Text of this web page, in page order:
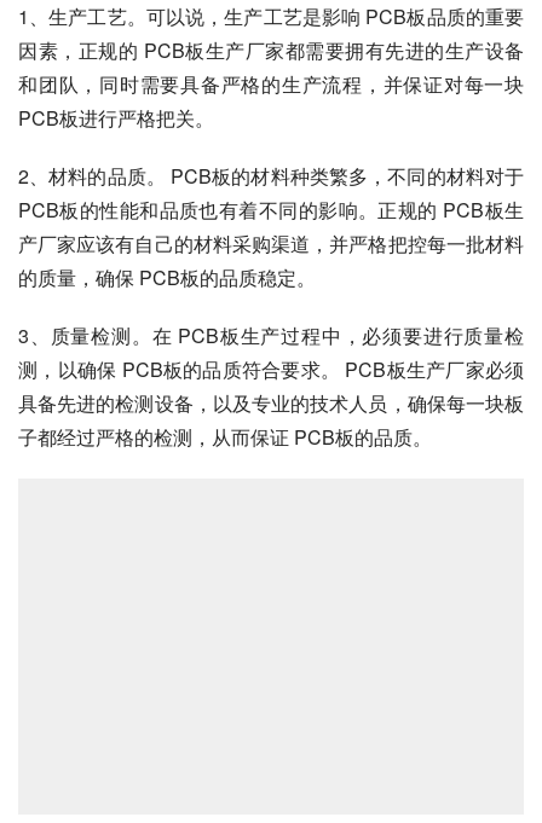
1、生产工艺。可以说，生产工艺是影响 PCB板品质的重要
因素，正规的 PCB板生产厂家都需要拥有先进的生产设备
和团队，同时需要具备严格的生产流程，并保证对每一块
PCB板进行严格把关。
2、材料的品质。 PCB板的材料种类繁多，不同的材料对于
PCB板的性能和品质也有着不同的影响。正规的 PCB板生
产厂家应该有自己的材料采购渠道，并严格把控每一批材料
的质量，确保 PCB板的品质稳定。
3、质量检测。在 PCB板生产过程中，必须要进行质量检
测，以确保 PCB板的品质符合要求。 PCB板生产厂家必须
具备先进的检测设备，以及专业的技术人员，确保每一块板
子都经过严格的检测，从而保证 PCB板的品质。